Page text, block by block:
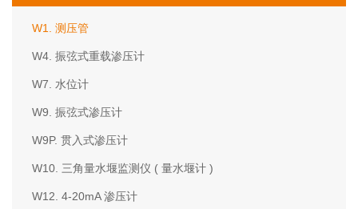
W1. 测压管
W4. 振弦式重载渗压计
W7. 水位计
W9. 振弦式渗压计
W9P. 贯入式渗压计
W10. 三角量水堰监测仪 ( 量水堰计 )
W12. 4-20mA 渗压计